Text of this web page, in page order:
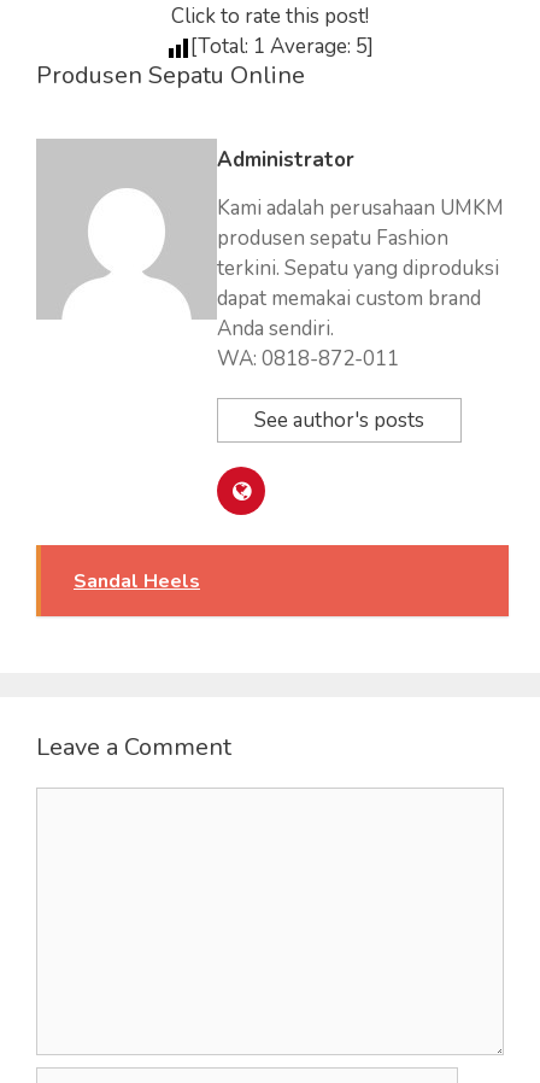
Click to rate this post!
[Total: 1 Average: 5]
Produsen Sepatu Online
Administrator
Kami adalah perusahaan UMKM
produsen sepatu Fashion
terkini. Sepatu yang diproduksi
dapat memakai custom brand
Anda sendiri.
WA: 0818-872-011
See author's posts
Sandal Heels
Leave a Comment